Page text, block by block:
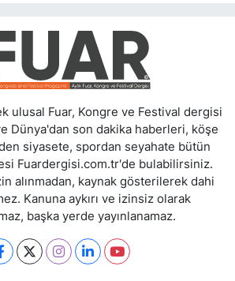
ulusal Fuar, Kongre ve Festival dergisi
Dünya'dan son dakika haberleri, köşe
siyasete, spordan seyahate bütün
Fuardergisi.com.tr'de bulabilirsiniz.
alınmadan, kaynak gösterilerek dahi
Kanuna aykırı ve izinsiz olarak
başka yerde yayınlanamaz.